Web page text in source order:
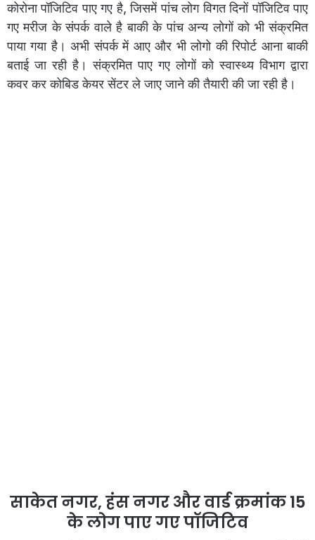
कोरोना पॉजिटिव पाए गए है, जिसमें पांच लोग विगत दिनों पॉजिटिव पाए
गए मरीज के संपर्क वाले है बाकी के पांच अन्य लोगों को भी संक्रमित
पाया गया है। अभी संपर्क में आए और भी लोगो की रिपोर्ट आना बाकी
बताई जा रही है। संक्रमित पाए गए लोगों को स्वास्थ्य विभाग द्वारा
कवर कर कोबिड केयर सेंटर ले जाए जाने की तैयारी की जा रही है।
साकेत नगर, हंस नगर और वार्ड क्रमांक 15
के लोग पाए गए पॉजिटिव